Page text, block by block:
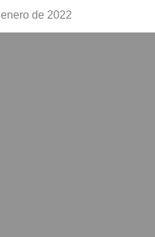
de 2022